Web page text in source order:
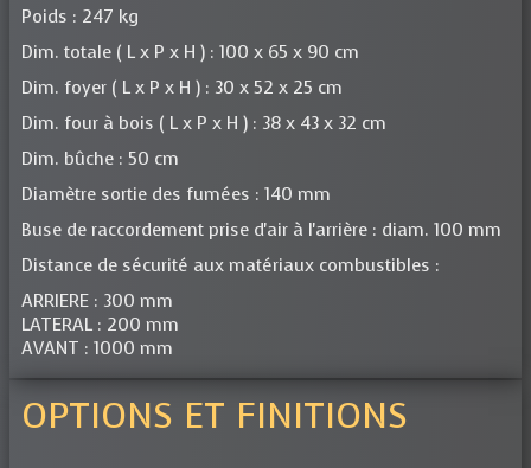
Poids : 247 kg
Dim. totale ( L x P x H ) : 100 x 65 x 90 cm
Dim. foyer ( L x P x H ) : 30 x 52 x 25 cm
Dim. four à bois ( L x P x H ) : 38 x 43 x 32 cm
Dim. bûche : 50 cm
Diamètre sortie des fumées : 140 mm
Buse de raccordement prise d'air à l'arrière : diam. 100 mm
Distance de sécurité aux matériaux combustibles :
ARRIERE : 300 mm
LATERAL : 200 mm
AVANT : 1000 mm
OPTIONS ET FINITIONS